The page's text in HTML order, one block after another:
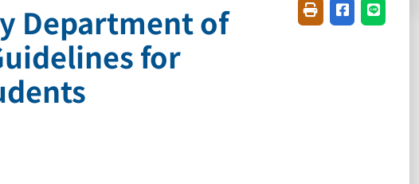
Department of
for
友善列印(開新視窗)
分享至臉書(
分享至